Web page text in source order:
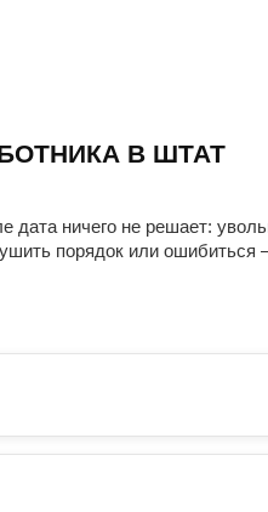
В ШТАТ
дата ничего не решает:
порядок или ошибиться